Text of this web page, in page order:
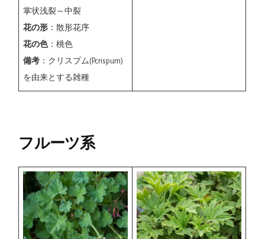
掌状浅裂～中裂
花の形 ：散形花序
花の色：桃色
備考 ：クリスプム(P.crispum)
を由来とする雑種
フルーツ系